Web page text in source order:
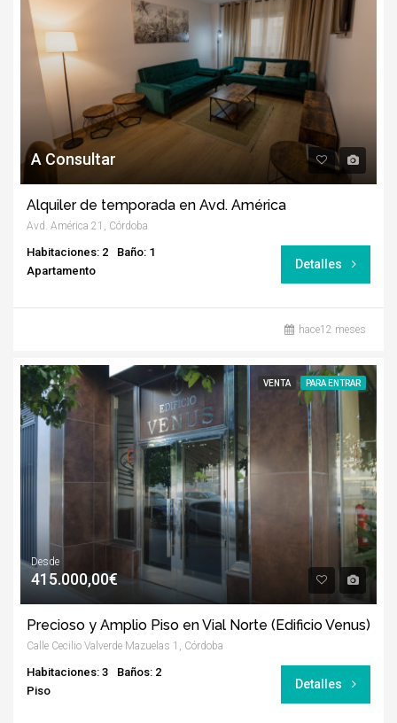
A Consultar
Alquiler de temporada en Avd. América
Avd. América 21, Córdoba
Habitaciones: 2
Baño: 1
Apartamento
Detalles
hace12 meses
VENTA PARA ENTRAR
Desde
415.000,00€
Precioso y Amplio Piso en Vial Norte (Edificio Venus)
Calle Cecilio Valverde Mazuelas 1, Córdoba
Habitaciones: 3
Baños: 2
Piso
Detalles